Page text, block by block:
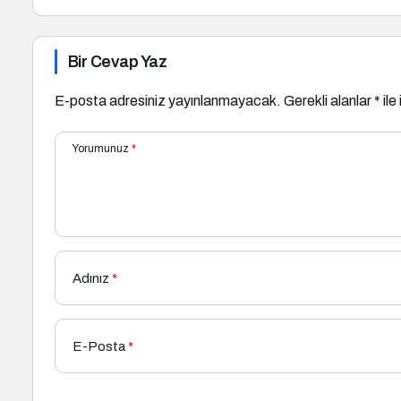
Bir Cevap Yaz
E-posta adresiniz yayınlanmayacak. Gerekli alanlar* ile
Yorumunuz *
Adınız *
E-Posta*